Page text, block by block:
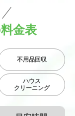
金表
不用品回収
ハウス
クリーニング